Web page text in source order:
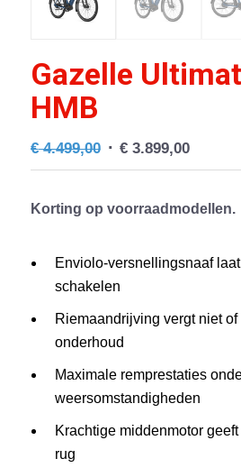
Gazelle
HMB
€4.499,00 Oorspronkelijke
prijs
€ 4.499,00.
€3.899,00Huidige
prijs
€
Korting op voorraadmodellen.
Enviolo-versnellingsnaaf
schakelen
Riemaandrijving vergt niet
onderhoud
Maximale remprestaties
weersomstandigheden
Krachtige middenmotor
rug